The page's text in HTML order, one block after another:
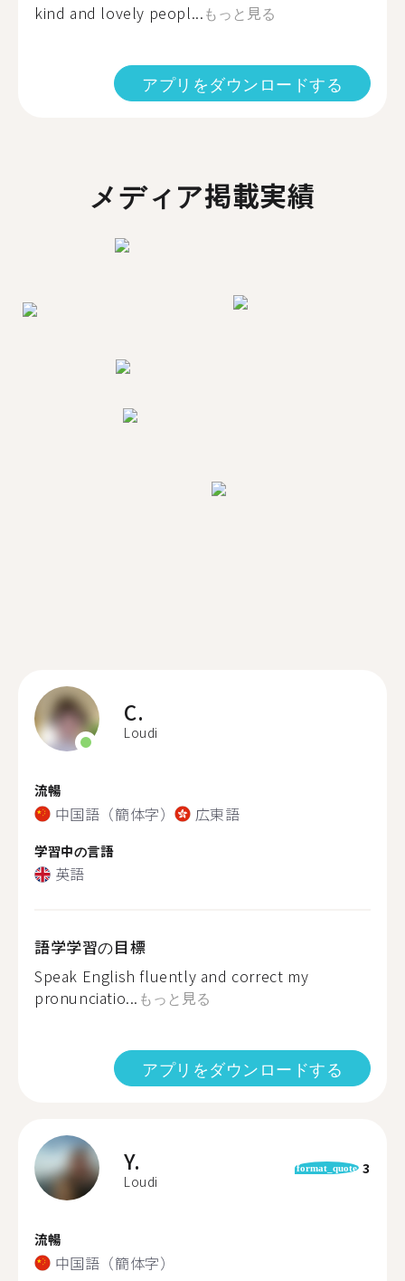
kind and lovely peopl...もっと見る
アプリをダウンロードする
メディア掲載実績
C.
Loudi
流暢
中国語（簡体字） 広東語
学習中の言語
英語
語学学習の目標
Speak English fluently and correct my
pronunciatio... もっと見る
アプリをダウンロードする
Y.
Loudi
format_quote 3
流暢
中国語（簡体字）